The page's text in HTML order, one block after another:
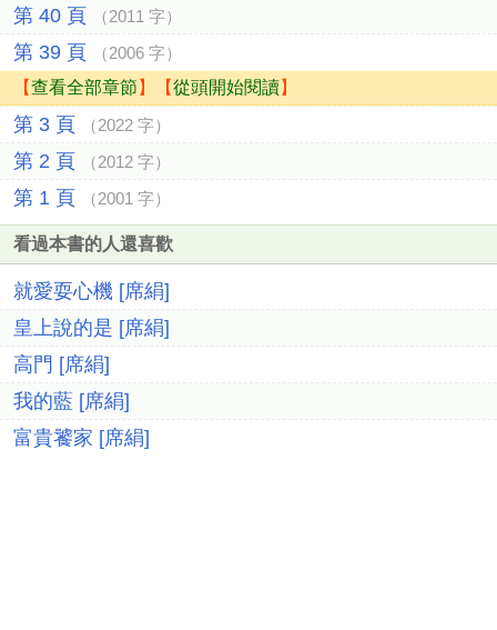
第 40 頁 （2011 字）
第 39 頁 （2006 字）
【查看全部章節 】【從頭開始閱讀】
第 3 頁 （2022 字）
第 2 頁 （2012 字）
第 1 頁 （2001 字）
看過本書的人還喜歡
就愛耍心機 [席絹]
皇上說的是 [席絹]
高門 [席絹]
我的藍 [席絹]
富貴饕家 [席絹]